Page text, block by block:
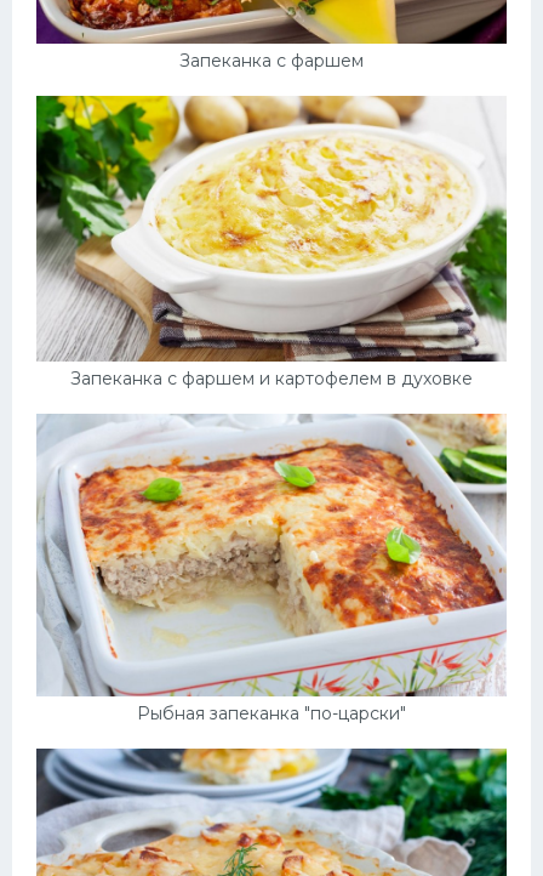
Запеканка с фаршем
Запеканка с фаршем и картофелем в духовке
Рыбная запеканка "по-царски"